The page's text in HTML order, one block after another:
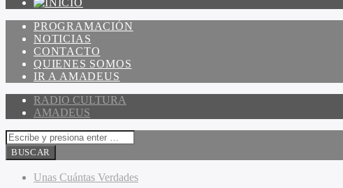
PROGRAMACIÓN
NOTICIAS
CONTACTO
QUIENES SOMOS
IR A AMADEUS
RADIO CULTURA
AMADEUS
Unas Cuántas Verdades